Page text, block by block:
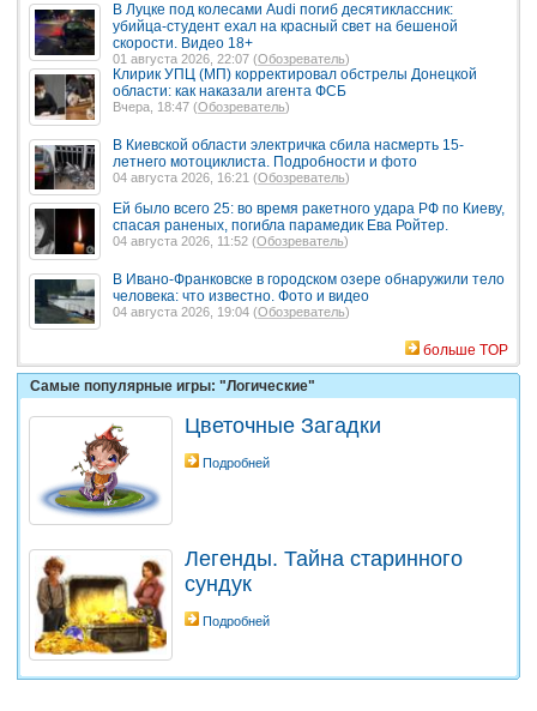
В Луцке под колесами Audi погиб десятиклассник:
убийца-студент ехал на красный свет на бешеной
скорости. Видео 18+
01 августа 2026, 22:07 (Обозреватель)
Клирик УПЦ (МП) корректировал обстрелы Донецкой
области: как наказали агента ФСБ
Вчера, 18:47 (Обозреватель)
В Киевской области электричка сбила насмерть 15-
летнего мотоциклиста. Подробности и фото
04 августа 2026, 16:21 (Обозреватель)
Ей было всего 25: во время ракетного удара РФ по Киеву,
спасая раненых, погибла парамедик Ева Ройтер.
04 августа 2026, 11:52 (Обозреватель)
В Ивано-Франковске в городском озере обнаружили тело
человека: что известно. Фото и видео
04 августа 2026, 19:04 (Обозреватель)
больше TOP
Самые популярные игры: "Логические"
Цветочные Загадки
Подробней
Легенды. Тайна старинного
сундук
Подробней